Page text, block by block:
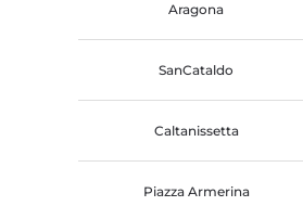
Aragona
SanCataldo
Caltanissetta
Piazza Armerina